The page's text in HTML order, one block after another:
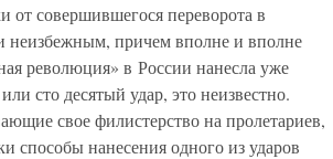
от совершившегося переворота в
неизбежным, причем вполне и вполне
революция» в России нанесла уже
сто десятый удар, это неизвестно.
свое филистерство на пролетариев,
способы нанесения одного из ударов